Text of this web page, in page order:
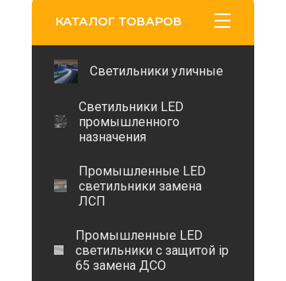
КАТАЛОГ ТОВАРОВ
Светильники уличные
Светильники LED
промышленного
назначения
Промышленные LED
светильники замена
ЛСП
Промышленные LED
светильники с защитой ip
65 замена ДСО